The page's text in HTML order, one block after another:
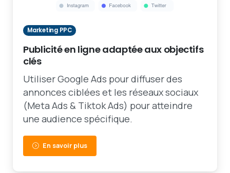
Marketing PPC
Publicité en ligne adaptée aux objectifs
clés
Utiliser Google Ads pour diffuser des
annonces ciblées et les réseaux sociaux
(Meta Ads & Tiktok Ads) pour atteindre
une audience spécifique.
En savoir plus